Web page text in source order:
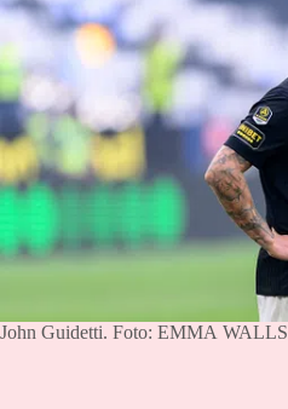
John Guidetti. Foto: EMMA